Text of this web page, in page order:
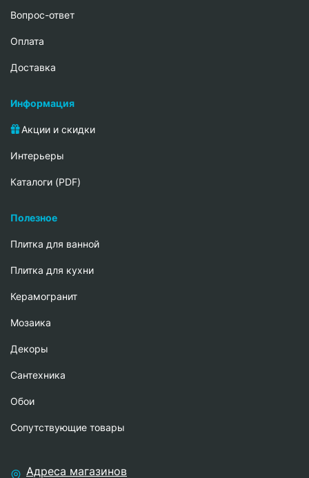
Вопрос-ответ
Oплата
Доставка
Информация
Акции и скидки
Интерьеры
Каталоги (PDF)
Полезное
Плитка для ванной
Плитка для кухни
Керамогранит
Мозаика
Декоры
Сантехника
Обои
Сопутствующие товары
Адреса магазинов